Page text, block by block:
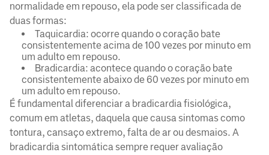
normalidade em repouso, ela pode ser classificada de
duas formas:
Taquicardia: ocorre quando o coração bate
consistentemente acima de 100 vezes por minuto em
um adulto em repouso.
Bradicardia: acontece quando o coração bate
consistentemente abaixo de 60 vezes por minuto em
um adulto em repouso.
É fundamental diferenciar a bradicardia fisiológica,
comum em atletas, daquela que causa sintomas como
tontura, cansaço extremo, falta de ar ou desmaios. A
bradicardia sintomática sempre requer avaliação